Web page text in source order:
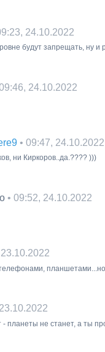
24.10.2022
будут запрещать, ну и
24.10.2022
• 09:47, 24.10.2022
ни Киркоров..да.???? )))
• 09:52, 24.10.2022
- планеты не станет, а ты